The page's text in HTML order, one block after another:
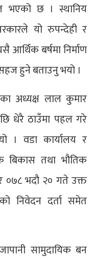
भएको छ । स्थानिय
यो रुपन्देही र
बर्षमा निर्माण
हुने बताउनु भयो ।
अध्यक्ष लाल कुमार
धेरै ठाउँमा पहल गरे
। वडा कार्यालय र
बिकास तथा भौतिक
०७८ भदौ २० गते उक्त
निवेदन दर्ता समेत
सामुदायिक बन